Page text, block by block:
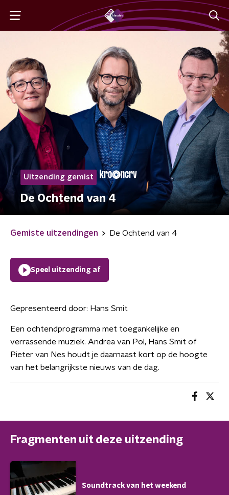
Uitzending gemist
De Ochtend van 4
Gemiste uitzendingen De Ochtend van 4
Speel uitzending af
Gepresenteerd door: Hans Smit
Een ochtendprogramma met toegankelijke en
verrassende muziek. Andrea van Pol, Hans Smit of
Pieter van Nes houdt je daarnaast kort op de hoogte
van het belangrijkste nieuws van de dag.
Fragmenten uit deze uitzending
Soundtrack van het weekend